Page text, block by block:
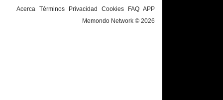
Acerca Términos Privacidad Cookies FAQ APP
Memondo Network © 2026